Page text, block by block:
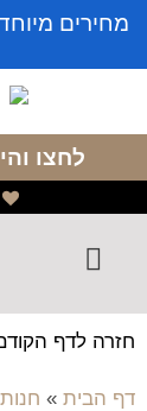
מחירים
לחצו
חזרה לדף
דף הבית » חנות